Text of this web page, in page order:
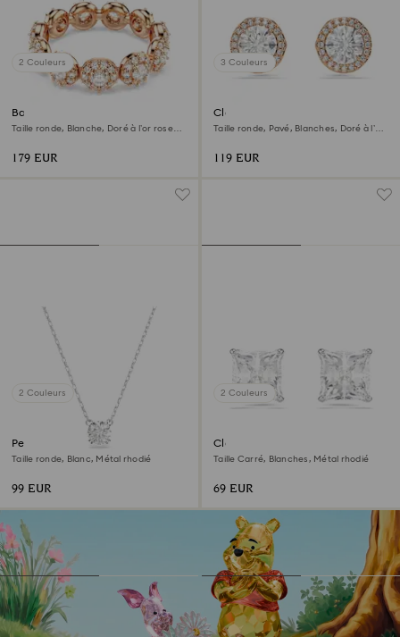
2 Couleurs
Bague Una Angelic
Taille ronde, Blanche, Doré à l’or rose
179 EUR
3 Couleurs
Clous d'oreilles Una Angelic
Taille ronde, Pavé, Blanches, Doré à l’or
119 EUR
2 Couleurs
Pendentif Stilla
Taille ronde, Blanc, Métal rhodié
99 EUR
2 Couleurs
Clous d'oreilles Stilla Attract
Taille Carré, Blanches, Métal rhodié
69 EUR